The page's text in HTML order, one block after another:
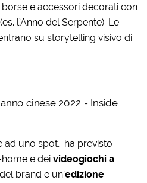
e accessori decorati con
l’Anno del Serpente). Le
su storytelling visivo di
ad uno spot, ha previsto
e dei videogiochi a
brand e un’edizione